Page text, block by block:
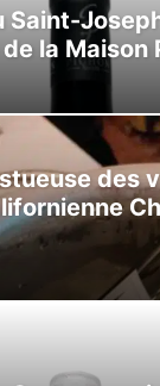
Saint-
la Maison
des